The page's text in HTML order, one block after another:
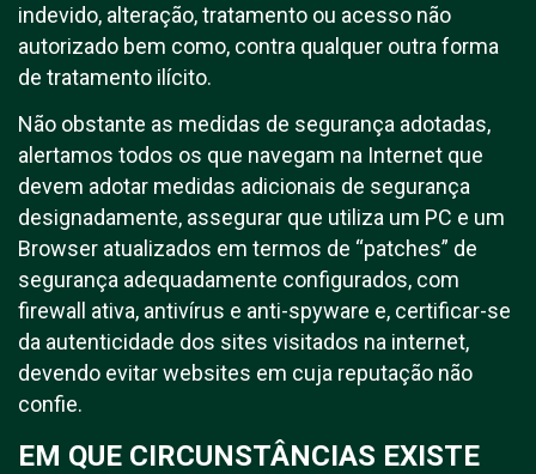
indevido, alteração, tratamento ou acesso não
autorizado bem como, contra qualquer outra forma
de tratamento ilícito.
Não obstante as medidas de segurança adotadas,
alertamos todos os que navegam na Internet que
devem adotar medidas adicionais de segurança
designadamente, assegurar que utiliza um PC e um
Browser atualizados em termos de “patches” de
segurança adequadamente configurados, com
firewall ativa, antivírus e anti-spyware e, certificar-se
da autenticidade dos sites visitados na internet,
devendo evitar websites em cuja reputação não
confie.
EM QUE CIRCUNSTÂNCIAS EXISTE